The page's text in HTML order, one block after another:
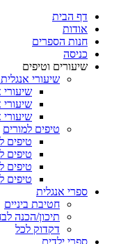
דף הבית
אודות
חנות הספרים
כניסה
שיעורים וטיפים
שיעורי
שיעורי
שיעורי
טיפים למורים
טיפים
טיפים
טיפים
טיפים
ספרי אנגלית
חטיבת ביניים
תיכון/הכנה
דקדוק לכל